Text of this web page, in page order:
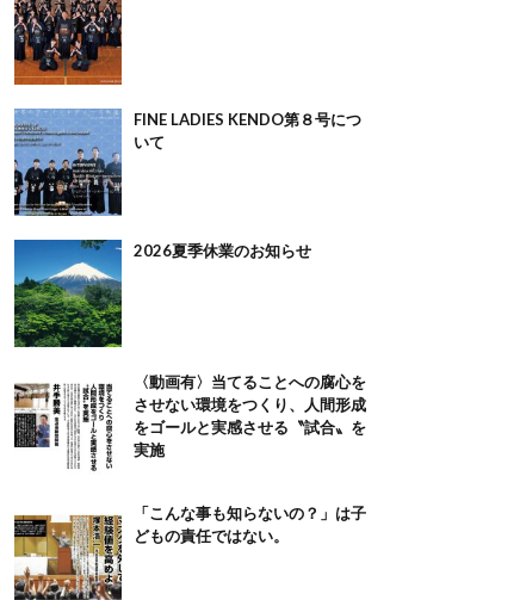
FINE LADIES KENDO第８号につ
いて
2026夏季休業のお知らせ
〈動画有〉当てることへの腐心を
させない環境をつくり、人間形成
をゴールと実感させる〝試合〟を
実施
「こんな事も知らないの？」は子
どもの責任ではない。